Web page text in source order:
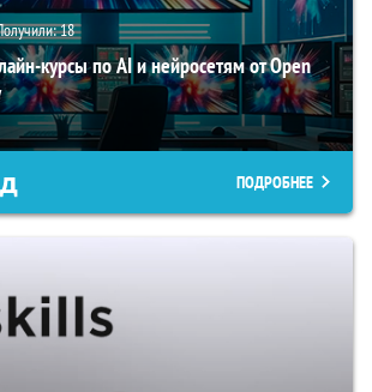
18
курсы по AI и нейросетям от Open
ПОДРОБНЕЕ